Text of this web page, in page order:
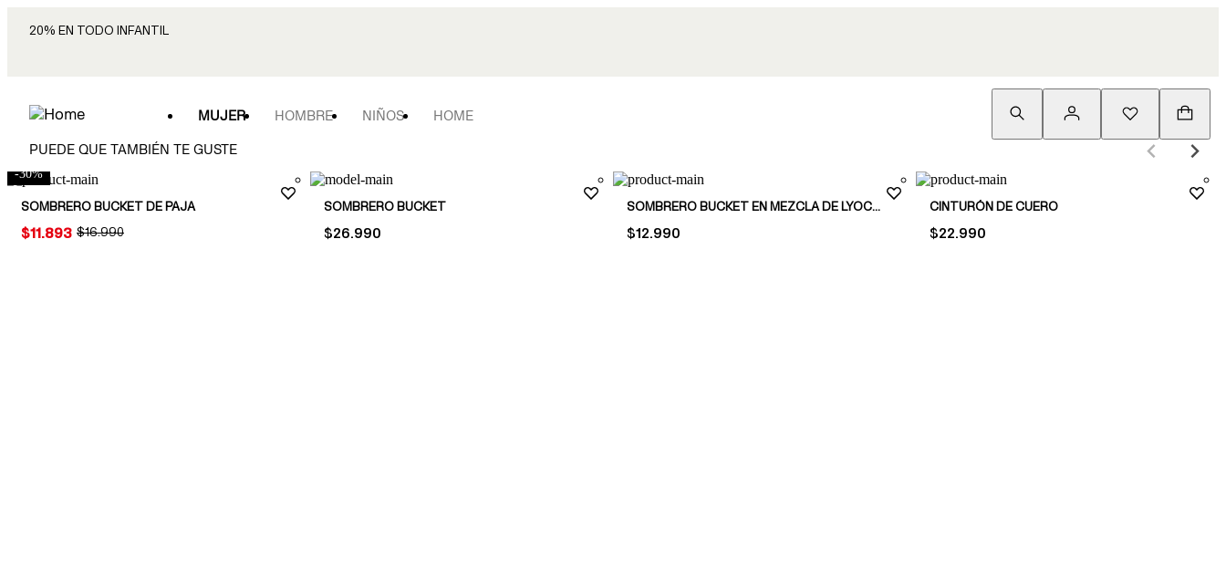
20% EN TODO INFANTIL
MUJER HOMBRE NIÑOS HOME
PUEDE QUE TAMBIÉN TE GUSTE
-30%
SOMBRERO BUCKET DE PAJA
ORIGINAL PRICE:
$16.990
PRICE:
$11.893
SOMBRERO BUCKET
PRICE:
$26.990
SOMBRERO BUCKET EN MEZCLA DE LYOCELL
PRICE:
$12.990
CINTURÓN DE CUERO
PRICE:
$22.990